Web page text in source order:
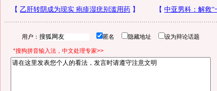
用户： 匿名 隐藏地址 设为辩论话题
*搜狗拼音输入法，中文处理专家>>